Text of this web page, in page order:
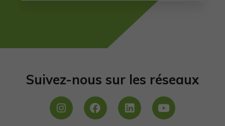
Suivez-nous sur les réseaux